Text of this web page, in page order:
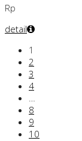
Rp
detail
1
2
3
4
…
8
9
10